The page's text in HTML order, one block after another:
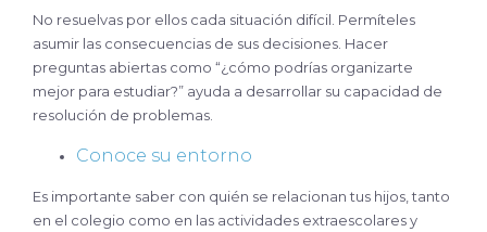
No resuelvas por ellos cada situación difícil. Permíteles
asumir las consecuencias de sus decisiones. Hacer
preguntas abiertas como “¿cómo podrías organizarte
mejor para estudiar?” ayuda a desarrollar su capacidad de
resolución de problemas.
Conoce su entorno
Es importante saber con quién se relacionan tus hijos, tanto
en el colegio como en las actividades extraescolares y